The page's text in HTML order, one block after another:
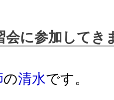
会に参加してき
の清水です。